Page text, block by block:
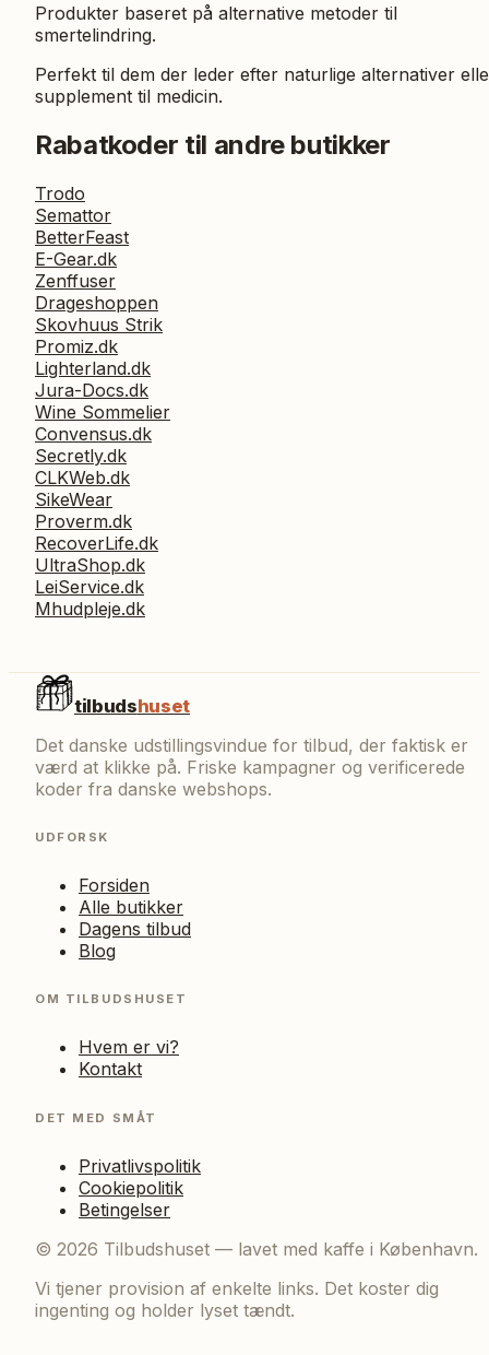
Produkter baseret på alternative metoder til
smertelindring.
Perfekt til dem der leder efter naturlige alternativer
supplement til medicin.
Rabatkoder til andre butikker
Trodo
Semattor
BetterFeast
E-Gear.dk
Zenffuser
Drageshoppen
Skovhuus Strik
Promiz.dk
Lighterland.dk
Jura-Docs.dk
Wine Sommelier
Convensus.dk
Secretly.dk
CLKWeb.dk
SikeWear
Proverm.dk
RecoverLife.dk
UltraShop.dk
LeiService.dk
Mhudpleje.dk
tilbudshuset
Det danske udstillingsvindue for tilbud, der faktisk er
værd at klikke på. Friske kampagner og verificerede
koder fra danske webshops.
UDFORSK
Forsiden
Alle butikker
Dagens tilbud
Blog
OM TILBUDSHUSET
Hvem er vi?
Kontakt
DET MED SMÅT
Privatlivspolitik
Cookiepolitik
Betingelser
© 2026 Tilbudshuset — lavet med kaffe i København.
Vi tjener provision af enkelte links. Det koster dig
ingenting og holder lyset tændt.